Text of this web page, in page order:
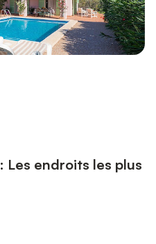
Les endroits les plus